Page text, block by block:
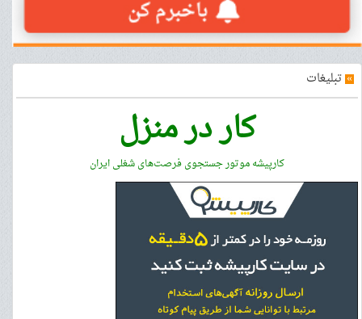
» تبلیغات
کار در منزل
کارپیشه موتور جستجوی فرصت‌های شغلی ایران